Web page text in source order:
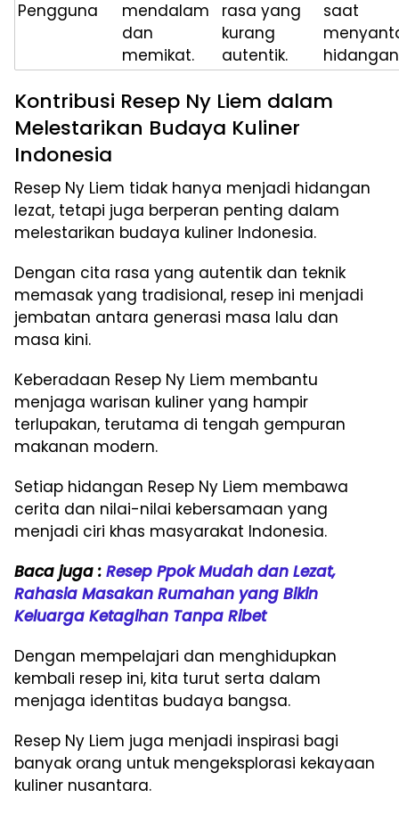
Pengguna
mendalam
dan
memikat.
rasa yang
kurang
autentik.
saat
Kontribusi Resep Ny Liem dalam
Melestarikan Budaya Kuliner
Indonesia
Resep Ny Liem tidak hanya menjadi hidangan
lezat, tetapi juga berperan penting dalam
melestarikan budaya kuliner Indonesia.
Dengan cita rasa yang autentik dan teknik
memasak yang tradisional, resep ini menjadi
jembatan antara generasi masa lalu dan
masa kini.
Keberadaan Resep Ny Liem membantu
menjaga warisan kuliner yang hampir
terlupakan, terutama di tengah gempuran
makanan modern.
Setiap hidangan Resep Ny Liem membawa
cerita dan nilai-nilai kebersamaan yang
menjadi ciri khas masyarakat Indonesia.
Baca juga : Resep Ppok Mudah dan Lezat,
Rahasia Masakan Rumahan yang Bikin
Keluarga Ketagihan Tanpa Ribet
Dengan mempelajari dan menghidupkan
kembali resep ini, kita turut serta dalam
menjaga identitas budaya bangsa.
Resep Ny Liem juga menjadi inspirasi bagi
banyak orang untuk mengeksplorasi kekayaan
kuliner nusantara.